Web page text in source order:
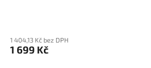
1 404,13 Kč bez DPH
1 699 Kč